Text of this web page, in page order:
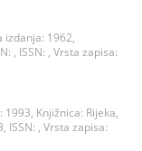
izdanja: 1962,
, ISSN: , Vrsta zapisa:
Knjižnica: Rijeka,
ISSN: , Vrsta zapisa: